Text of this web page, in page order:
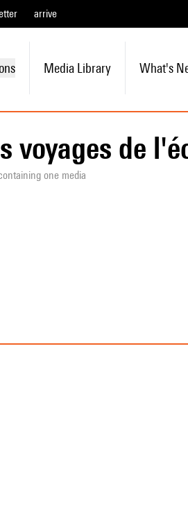
arrive
Media Library What's
voyages de
one media